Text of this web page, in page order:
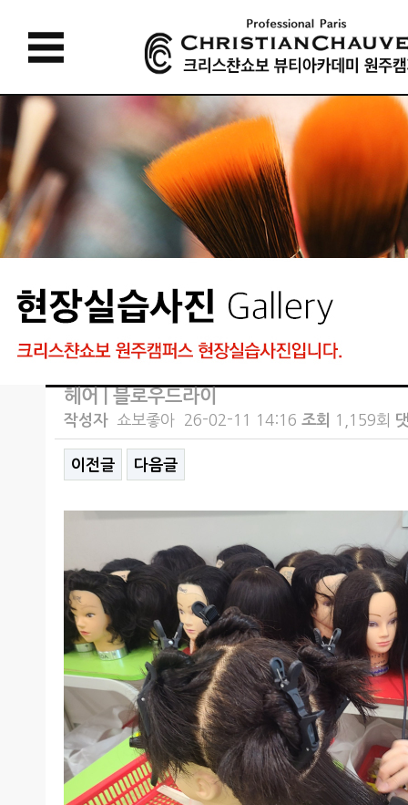
헤어 | 블로우드라이
작성자 쇼보좋아 26-02-11 14:16 조회 1,159회
이전글 다음글
본문